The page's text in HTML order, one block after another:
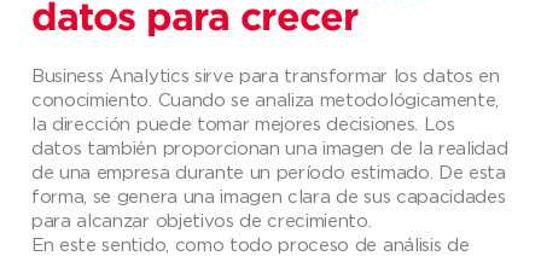
datos para crecer
Business Analytics sirve para transformar los datos en
conocimiento. Cuando se analiza metodológicamente,
la dirección puede tomar mejores decisiones. Los
datos también proporcionan una imagen de la realidad
de una empresa durante un período estimado. De esta
forma, se genera una imagen clara de sus capacidades
para alcanzar objetivos de crecimiento.
En este sentido, como todo proceso de análisis de